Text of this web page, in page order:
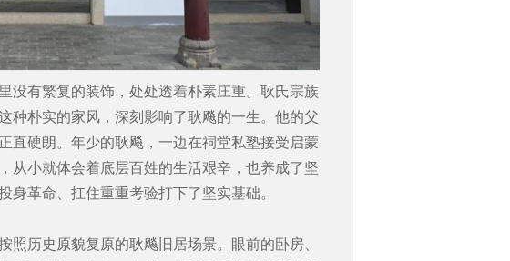
没有繁复的装饰，处处透着朴素庄重。耿氏宗族
种朴实的家风，深刻影响了耿飚的一生。他的父
直硬朗。年少的耿飚，一边在祠堂私塾接受启蒙
从小就体会着底层百姓的生活艰辛，也养成了坚
身革命、扛住重重考验打下了坚实基础。
照历史原貌复原的耿飚旧居场景。眼前的卧房、